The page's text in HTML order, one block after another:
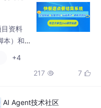
资料
本）和
和M
底部联
+4
217  7 
AI Agent技术社区